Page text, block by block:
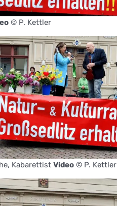
© P. Kettler
Kabarettist Video © P. Kettler